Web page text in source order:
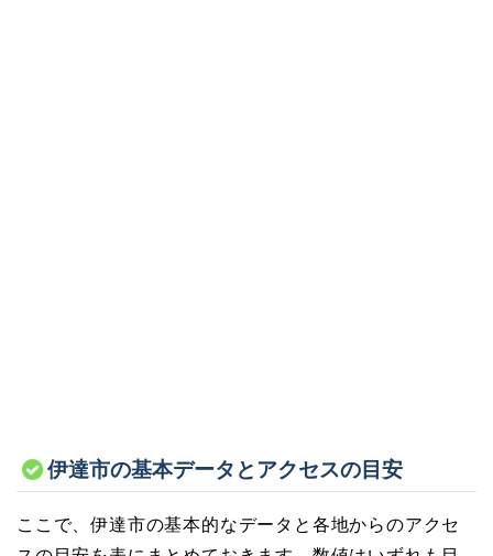
伊達市の基本データとアクセスの目安
ここで、伊達市の基本的なデータと各地からのアクセ